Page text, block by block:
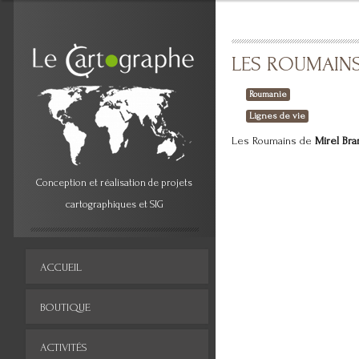
LES
Roumanie
Lignes de vie
Les Roumains de Mirel
Conception et réalisation de projets
cartographiques et SIG
ACCUEIL
BOUTIQUE
ACTIVITÉS